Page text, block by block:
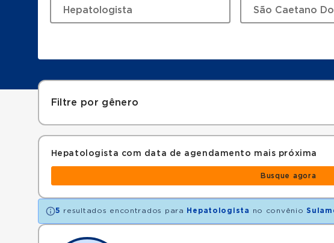
Filtre por gênero
Hepatologista com data de agendamento mais próxima
Busque agora
5 resultados encontrados para Hepatologista no convênio